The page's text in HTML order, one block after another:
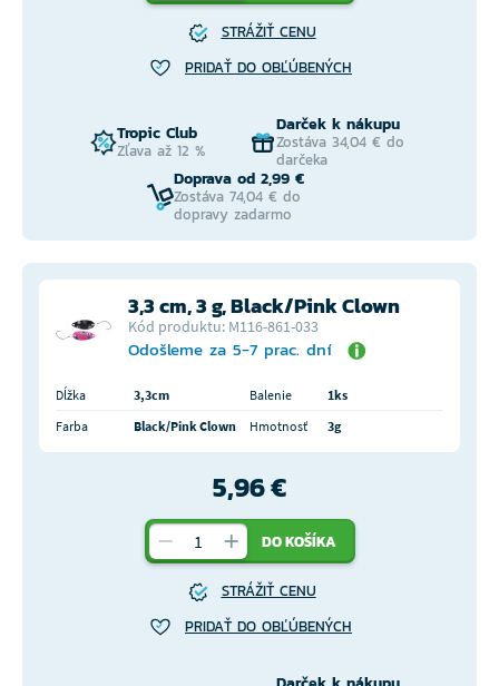
STRÁŽIŤ CENU
PRIDAŤ DO OBĽÚBENÝCH
Tropic Club
Zľava až 12 %
Darček k nákupu
Zostáva 34,04 € do
darčeka
Doprava od 2,99 €
Zostáva 74,04 € do
dopravy zadarmo
3,3 cm, 3 g, Black/Pink Clown
Kód produktu: M116-861-033
Odošleme za 5-7 prac. dní
Dĺžka 3,3cm Balenie
1ks
Farba
Black/Pink Clown Hmotnosť 3g
5,96 €
DO KOŠÍKA
STRÁŽIŤ CENU
PRIDAŤ DO OBĽÚBENÝCH